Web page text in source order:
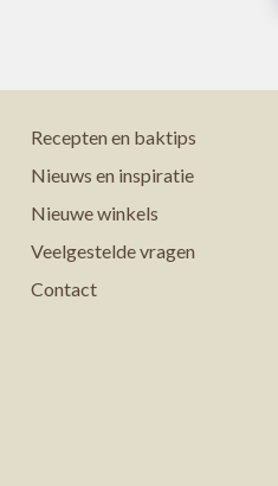
Recepten en baktips
Nieuws en inspiratie
Nieuwe winkels
Veelgestelde vragen
Contact